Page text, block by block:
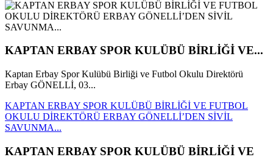
KAPTAN ERBAY SPOR KULÜBÜ BİRLİĞİ VE...
Kaptan Erbay Spor Kulübü Birliği ve Futbol Okulu Direktörü
Erbay GÖNELLİ, 03...
KAPTAN ERBAY SPOR KULÜBÜ BİRLİĞİ VE FUTBOL
OKULU DİREKTÖRÜ ERBAY GÖNELLİ’DEN SİVİL
SAVUNMA...
KAPTAN ERBAY SPOR KULÜBÜ BİRLİĞİ VE